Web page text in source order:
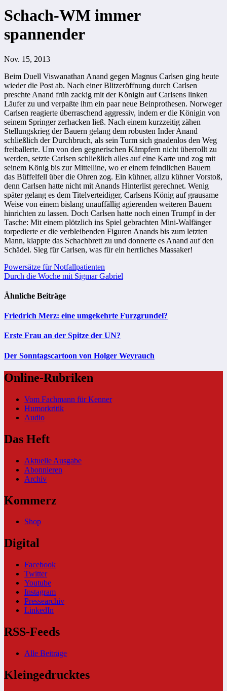
Schach-WM immer
spannender
Nov. 15, 2013
Beim Duell Viswanathan Anand gegen Magnus Carlsen ging heute
wieder die Post ab. Nach einer Blitzeröffnung durch Carlsen
preschte Anand früh zackig mit der Königin auf Carlsens linken
Läufer zu und verpaßte ihm ein paar neue Beinprothesen. Norweger
Carlsen reagierte überraschend aggressiv, indem er die Königin von
seinem Springer zerhacken ließ. Nach einem kurzzeitig zähen
Stellungskrieg der Bauern gelang dem robusten Inder Anand
schließlich der Durchbruch, als sein Turm sich gnadenlos den Weg
freiballerte. Um von den gegnerischen Kämpfern nicht überrollt zu
werden, setzte Carlsen schließlich alles auf eine Karte und zog mit
seinem König bis zur Mittelline, wo er einem feindlichen Bauern
das Büffelfell über die Ohren zog. Ein kühner, allzu kühner Vorstoß,
denn Carlsen hatte nicht mit Anands Hinterlist gerechnet. Wenig
später gelang es dem Titelverteidiger, Carlsens König auf grausame
Weise von einem bislang unauffällig agierenden weiteren Bauern
hinrichten zu lassen. Doch Carlsen hatte noch einen Trumpf in der
Tasche: Mit einem plötzlich ins Spiel gebrachten Mini-Walfänger
torpedierte er die verbleibenden Figuren Anands bis zum letzten
Mann, klappte das Schachbrett zu und donnerte es Anand auf den
Schädel. Sieg für Carlsen, was für ein herrliches Massaker!
Beitragsnavigation
Powersätze für Notfallpatienten
Durch die Woche mit Sigmar Gabriel
Ähnliche Beiträge
Friedrich Merz: eine umgekehrte Furzgrundel?
Erste Frau an der Spitze der UN?
Der Sonntagscartoon von Holger Weyrauch
Online-Rubriken
Vom Fachmann für Kenner
Humorkritik
Audio
Das Heft
Aktuelle Ausgabe
Abonnieren
Archiv
Kommerz
Shop
Digital
Facebook
Twitter
Youtube
Instagram
Pressearchiv
LinkedIn
RSS-Feeds
Alle Beiträge
Kleingedrucktes